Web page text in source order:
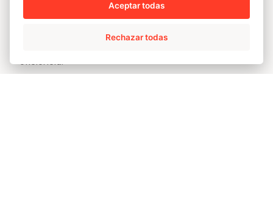
medida y de gran valor añadido para cubrir las
premisas clave de fiabilidad, seguridad, confianza y
eficiencia.
Aceptar todas
Rechazar todas